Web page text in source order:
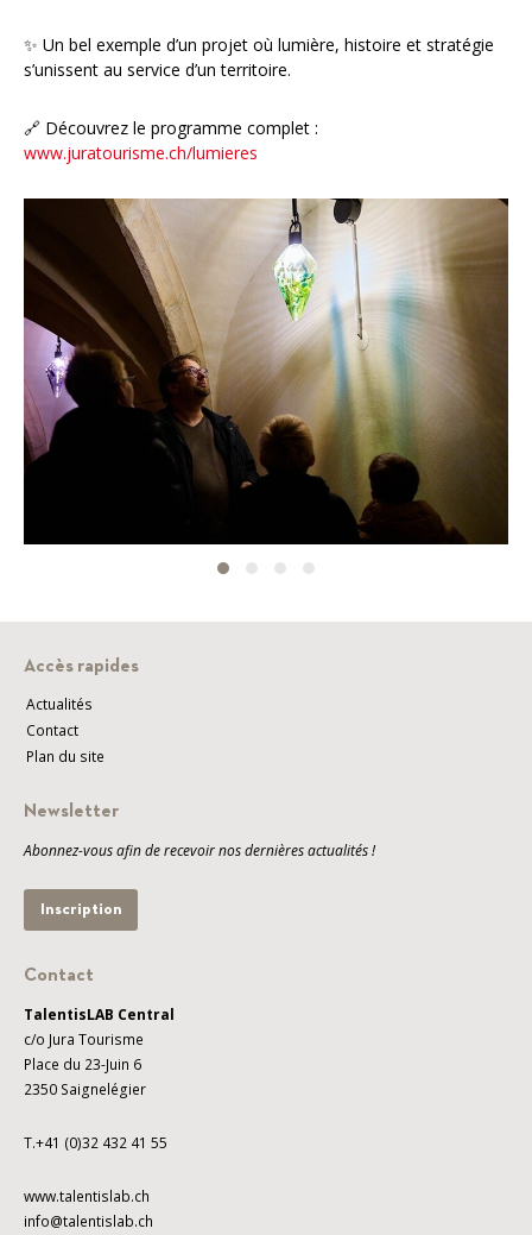
✨ Un bel exemple d’un projet où lumière, histoire et stratégie
s’unissent au service d’un territoire.
🔗 Découvrez le programme complet :
www.juratourisme.ch/lumieres
Accès rapides
Actualités
Contact
Plan du site
Newsletter
Abonnez-vous afin de recevoir nos dernières actualités !
Inscription
Contact
TalentisLAB Central
c/o Jura Tourisme
Place du 23-Juin 6
2350 Saignelégier
T.+41 (0)32 432 41 55
www.talentislab.ch
info@talentislab.ch